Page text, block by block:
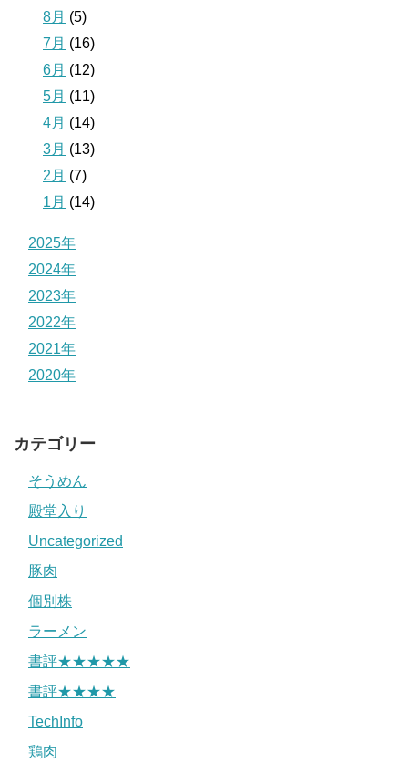
8月 (5)
7月 (16)
6月 (12)
5月 (11)
4月 (14)
3月 (13)
2月 (7)
1月 (14)
2025年
2024年
2023年
2022年
2021年
2020年
カテゴリー
そうめん
殿堂入り
Uncategorized
豚肉
個別株
ラーメン
書評★★★★★
書評★★★★
TechInfo
鶏肉